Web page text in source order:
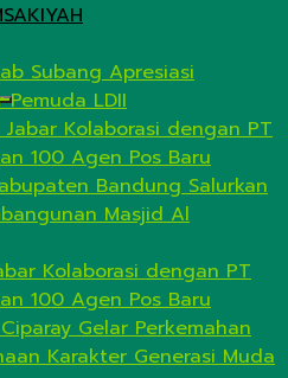
Subang Apresiasi
LDII
Jabar Kolaborasi dengan PT
100 Agen Pos Baru
Bandung Salurkan
Masjid Al
Kolaborasi dengan PT
100 Agen Pos Baru
Gelar Perkemahan
Karakter Generasi Muda